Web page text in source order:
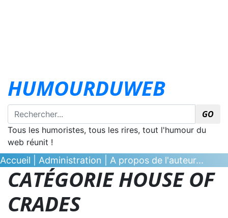
HUMOURDUWEB
GO
Tous les humoristes, tous les rires, tout l'humour du
web réunit !
Accueil Administration A propos de l'auteur...
CATÉGORIE HOUSE OF
CRADES